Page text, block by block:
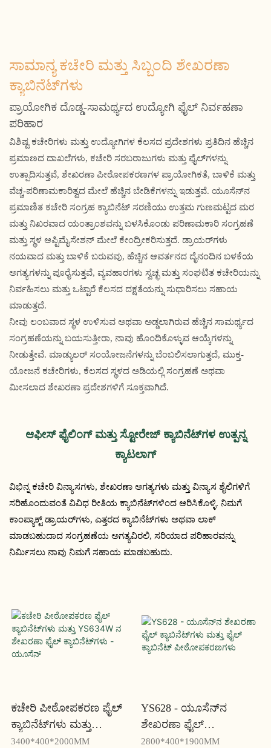
ಸಾಮಾನ್ಯ ಕಚೇರಿ ಮತ್ತು ಸಿಬ್ಬಂದಿ ಶೇಖರಣಾ
ಕ್ಯಾಬಿನೆಟ್‌ಗಳು
ಪ್ರಾಯೋಗಿಕ ದೊಡ್ಡ-ಸಾಮರ್ಥ್ಯದ ಉದ್ಯೋಗಿ ಫೈಲ್ ನಿರ್ವಹಣಾ
ಪರಿಹಾರ
ವಿಶಿಷ್ಟ ಕಚೇರಿಗಳು ಮತ್ತು ಉದ್ಯೋಗಿಗಳ ಕೆಲಸದ ಪ್ರದೇಶಗಳು ಪ್ರತಿದಿನ ಹೆಚ್ಚಿನ
ಪ್ರಮಾಣದ ದಾಖಲೆಗಳು, ಕಚೇರಿ ಸರಬರಾಜುಗಳು ಮತ್ತು ಫೈಲ್‌ಗಳನ್ನು
ಉತ್ಪಾದಿಸುತ್ತವೆ, ಶೇಖರಣಾ ಪೀಠೋಪಕರಣಗಳ ಪ್ರಾಯೋಗಿಕತೆ, ಬಾಳಿಕೆ ಮತ್ತು
ವೆಚ್ಚ-ಪರಿಣಾಮಕಾರಿತ್ವದ ಮೇಲೆ ಹೆಚ್ಚಿನ ಬೇಡಿಕೆಗಳನ್ನು ಇಡುತ್ತವೆ. ಯೂಸೆನ್‌ನ
ಪ್ರಮಾಣಿತ ಕಚೇರಿ ಸಂಗ್ರಹ ಕ್ಯಾಬಿನೆಟ್ ಸರಣಿಯು ಉತ್ತಮ ಗುಣಮಟ್ಟದ ಮರ
ಮತ್ತು ನಿಖರವಾದ ಯಂತ್ರಾಂಶವನ್ನು ಬಳಸಿಕೊಂಡು ಪರಿಣಾಮಕಾರಿ ಸಂಗ್ರಹಣೆ
ಮತ್ತು ಸ್ಥಳ ಆಪ್ಟಿಮೈಸೇಶನ್ ಮೇಲೆ ಕೇಂದ್ರೀಕರಿಸುತ್ತದೆ. ಡ್ರಾಯರ್‌ಗಳು
ನಯವಾದ ಮತ್ತು ಬಾಳಿಕೆ ಬರುವವು, ಹೆಚ್ಚಿನ ಆವರ್ತನದ ದೈನಂದಿನ ಬಳಕೆಯ
ಅಗತ್ಯಗಳನ್ನು ಪೂರೈಸುತ್ತವೆ, ವ್ಯವಹಾರಗಳು ಸ್ವಚ್ಛ ಮತ್ತು ಸಂಘಟಿತ ಕಚೇರಿಯನ್ನು
ನಿರ್ವಹಿಸಲು ಮತ್ತು ಒಟ್ಟಾರೆ ಕೆಲಸದ ದಕ್ಷತೆಯನ್ನು ಸುಧಾರಿಸಲು ಸಹಾಯ
ಮಾಡುತ್ತದೆ.
ನೀವು ಲಂಬವಾದ ಸ್ಥಳ ಉಳಿಸುವ ಅಥವಾ ಅಡ್ಡಲಾಗಿರುವ ಹೆಚ್ಚಿನ ಸಾಮರ್ಥ್ಯದ
ಸಂಗ್ರಹಣೆಯನ್ನು ಬಯಸುತ್ತೀರಾ, ನಾವು ಹೊಂದಿಕೊಳ್ಳುವ ಆಯ್ಕೆಗಳನ್ನು
ನೀಡುತ್ತೇವೆ. ಮಾಡ್ಯುಲರ್ ಸಂಯೋಜನೆಗಳನ್ನು ಬೆಂಬಲಿಸಲಾಗುತ್ತದೆ, ಮುಕ್ತ-
ಯೋಜನೆ ಕಚೇರಿಗಳು, ಕೆಲಸದ ಸ್ಥಳದ ಅಡಿಯಲ್ಲಿ ಸಂಗ್ರಹಣೆ ಅಥವಾ
ಮೀಸಲಾದ ಶೇಖರಣಾ ಪ್ರದೇಶಗಳಿಗೆ ಸೂಕ್ತವಾಗಿದೆ.
ಆಫೀಸ್ ಫೈಲಿಂಗ್ ಮತ್ತು ಸ್ಟೋರೇಜ್ ಕ್ಯಾಬಿನೆಟ್‌ಗಳ ಉತ್ಪನ್ನ
ಕ್ಯಾಟಲಾಗ್
ವಿಭಿನ್ನ ಕಚೇರಿ ವಿನ್ಯಾಸಗಳು, ಶೇಖರಣಾ ಅಗತ್ಯಗಳು ಮತ್ತು ವಿನ್ಯಾಸ ಶೈಲಿಗಳಿಗೆ
ಸರಿಹೊಂದುವಂತೆ ವಿವಿಧ ರೀತಿಯ ಕ್ಯಾಬಿನೆಟ್‌ಗಳಿಂದ ಆರಿಸಿಕೊಳ್ಳಿ. ನಿಮಗೆ
ಕಾಂಪ್ಯಾಕ್ಟ್ ಡ್ರಾಯರ್‌ಗಳು, ಎತ್ತರದ ಕ್ಯಾಬಿನೆಟ್‌ಗಳು ಅಥವಾ ಲಾಕ್
ಮಾಡಬಹುದಾದ ಸಂಗ್ರಹಣೆಯ ಅಗತ್ಯವಿರಲಿ, ಸರಿಯಾದ ಪರಿಹಾರವನ್ನು
ನಿರ್ಮಿಸಲು ನಾವು ನಿಮಗೆ ಸಹಾಯ ಮಾಡಬಹುದು.
ಕಚೇರಿ ಪೀಠೋಪಕರಣ ಫೈಲ್
ಕ್ಯಾಬಿನೆಟ್‌ಗಳು ಮತ್ತು
YS634W ನ ಶೇಖರಣಾ ಫೈಲ್
3400*400*2000MM
YS628 - ಯೂಸೆನ್‌ನ
ಶೇಖರಣಾ ಫೈಲ್
ಕ್ಯಾಬಿನೆಟ್‌ಗಳು ಮತ್ತು ಫೈಲ್
2800*400*1900MM